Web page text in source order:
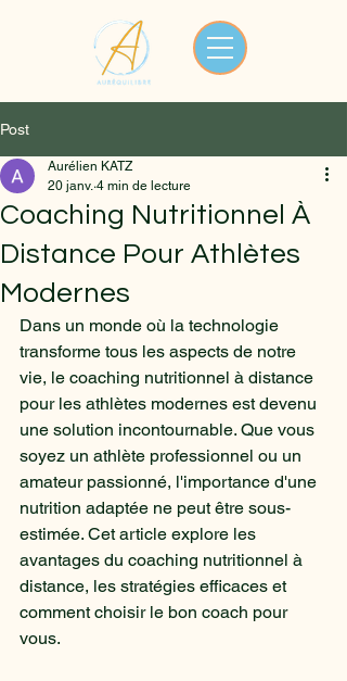
Post
Coaching Nutritionnel À
Distance Pour Athlètes
Modernes
Aurélien KATZ
20 janv. 4 min de lecture
Dans un monde où la technologie
transforme tous les aspects de notre
vie, le coaching nutritionnel à distance
pour les athlètes modernes est devenu
une solution incontournable. Que vous
soyez un athlète professionnel ou un
amateur passionné, l'importance d'une
nutrition adaptée ne peut être sous-
estimée. Cet article explore les
avantages du coaching nutritionnel à
distance, les stratégies efficaces et
comment choisir le bon coach pour
vous.